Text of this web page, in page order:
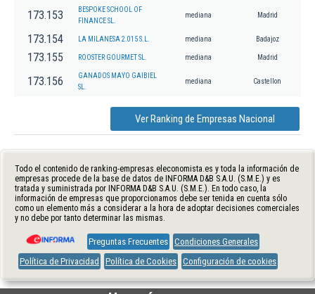
173.153
BESPOKE SCHOOL OF
FINANCE SL.
mediana Madrid
173.154 LA MILANESA 2.015 S.L. mediana Badajoz
173.155 ROOSTER GOURMET SL. mediana Madrid
173.156
GANADOS MAYO GAIBIEL
SL.
mediana Castellon
Ver Ranking de Empresas Nacional
Todo el contenido de ranking-empresas.eleconomista.es y toda la información de
empresas procede de la base de datos de INFORMA D&B S.A.U. (S.M.E.) y es
tratada y suministrada por INFORMA D&B S.A.U. (S.M.E.). En todo caso, la
información de empresas que proporcionamos debe ser tenida en cuenta sólo
como un elemento más a considerar a la hora de adoptar decisiones comerciales
y no debe por tanto determinar las mismas.
Preguntas Frecuentes Condiciones Generales
Política de Privacidad
Política de Cookies Configuración de cookies